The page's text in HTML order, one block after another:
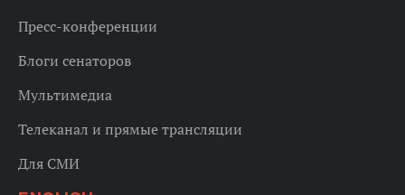
Пресс-конференции
Блоги сенаторов
Мультимедиа
Телеканал и прямые трансляции
Для СМИ